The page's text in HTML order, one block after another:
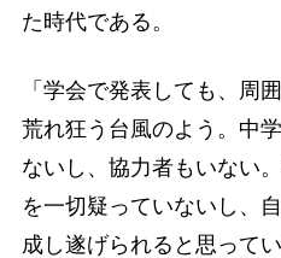
た時代である。
「学会で発表しても、周
荒れ狂う台風のよう。中
ないし、協力者もいない
を一切疑っていないし、
成し遂げられると思って